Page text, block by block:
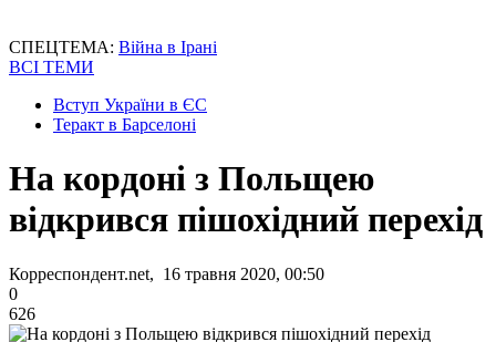
СПЕЦТЕМА: Війна в Ірані
ВСІ ТЕМИ
Вступ України в ЄС
Теракт в Барселоні
На кордоні з Польщею
відкрився пішохідний перехід
Корреспондент.net, 16 травня 2020, 00:50
0
626